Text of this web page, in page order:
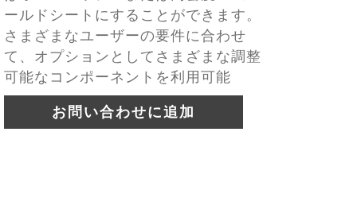
ールドシートにすることができます。
さまざまなユーザーの要件に合わせ
て、オプションとしてさまざまな調整
可能なコンポーネントを利用可能
お問い合わせに追加